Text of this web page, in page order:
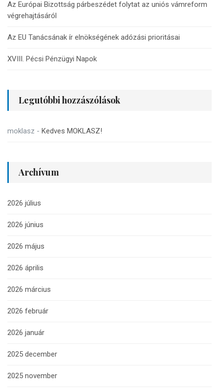
Az Európai Bizottság párbeszédet folytat az uniós vámreform
végrehajtásáról
Az EU Tanácsának ír elnökségének adózási prioritásai
XVIII. Pécsi Pénzügyi Napok
Legutóbbi hozzászólások
moklasz - Kedves MOKLASZ!
Archívum
2026 július
2026 június
2026 május
2026 április
2026 március
2026 február
2026 január
2025 december
2025 november